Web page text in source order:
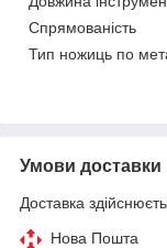
Спрямованість
Тип ножиць по
Умови доставки
Доставка
Нова Пошта